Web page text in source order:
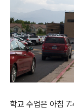
학교 수업은 아침